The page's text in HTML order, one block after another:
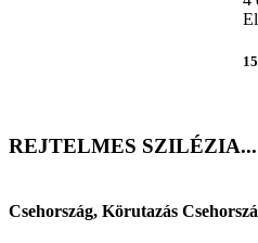
REJTELMES SZILÉZIA...
Csehország, Körutazás